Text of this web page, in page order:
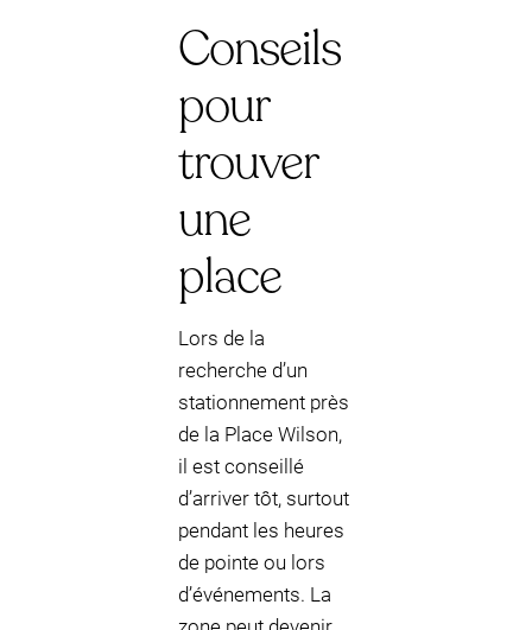
Conseils
pour
trouver
une
place
Lors de la
recherche d’un
stationnement près
de la Place Wilson,
il est conseillé
d’arriver tôt, surtout
pendant les heures
de pointe ou lors
d’événements. La